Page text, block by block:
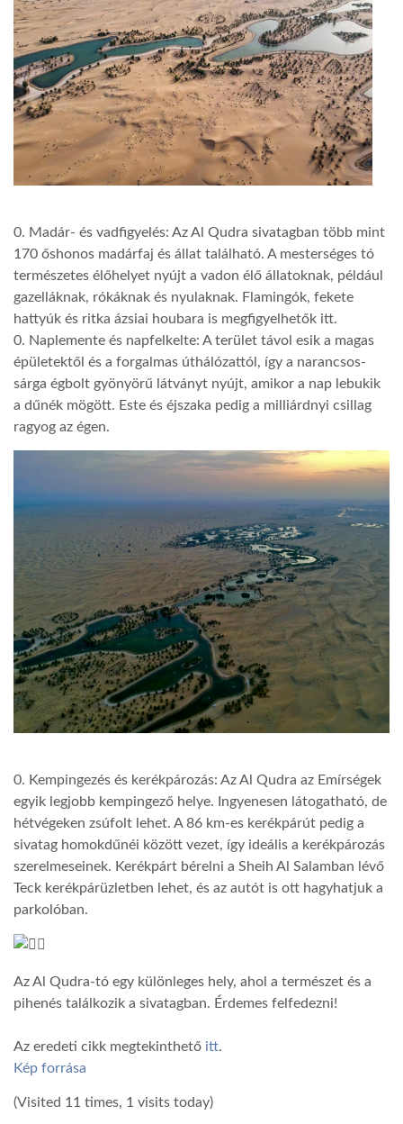
0. Madár- és vadfigyelés: Az Al Qudra sivatagban több mint
170 őshonos madárfaj és állat található. A mesterséges tó
természetes élőhelyet nyújt a vadon élő állatoknak, például
gazelláknak, rókáknak és nyulaknak. Flamingók, fekete
hattyúk és ritka ázsiai houbara is megfigyelhetők itt.
0. Naplemente és napfelkelte: A terület távol esik a magas
épületektől és a forgalmas úthálózattól, így a narancsos-
sárga égbolt gyönyörű látványt nyújt, amikor a nap lebukik
a dűnék mögött. Este és éjszaka pedig a milliárdnyi csillag
ragyog az égen.
0. Kempingezés és kerékpározás: Az Al Qudra az Emírségek
egyik legjobb kempingező helye. Ingyenesen látogatható, de
hétvégeken zsúfolt lehet. A 86 km-es kerékpárút pedig a
sivatag homokdűnéi között vezet, így ideális a kerékpározás
szerelmeseinek. Kerékpárt bérelni a Sheih Al Salamban lévő
Teck kerékpárüzletben lehet, és az autót is ott hagyhatjuk a
parkolóban.
Az Al Qudra-tó egy különleges hely, ahol a természet és a
pihenés találkozik a sivatagban. Érdemes felfedezni!
Az eredeti cikk megtekinthető itt.
Kép forrása
(Visited 11 times, 1 visits today)